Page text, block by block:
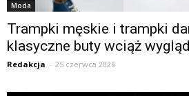
Moda
Trampki męskie i trampki
klasyczne buty wciąż
Redakcja - 25 czerwca 2026